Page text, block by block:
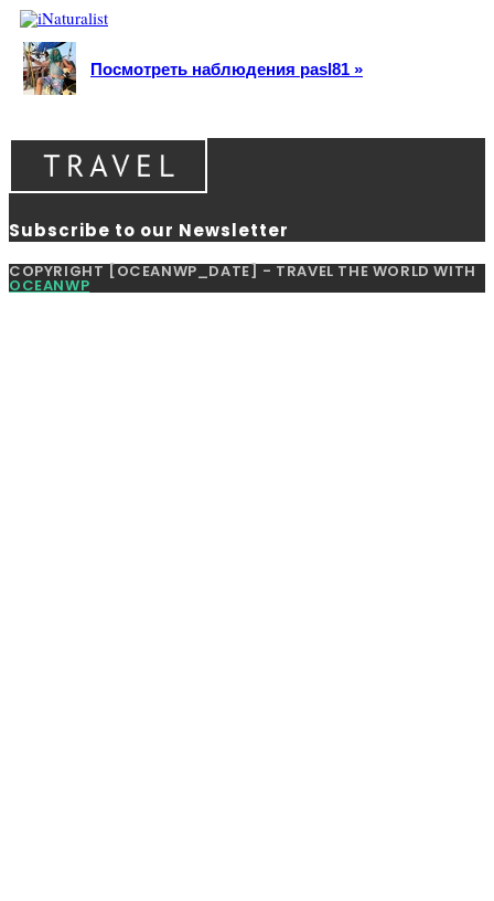
Посмотреть наблюдения pasl81 »
Subscribe to our Newsletter
COPYRIGHT [OCEANWP_DATE] - TRAVEL THE WORLD WITH
OCEANWP